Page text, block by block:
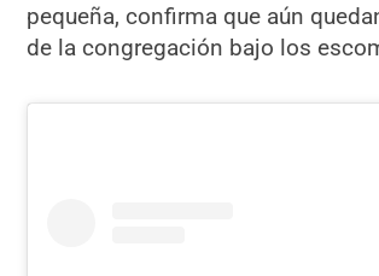
pequeña, confirma que aún
de la congregación bajo los